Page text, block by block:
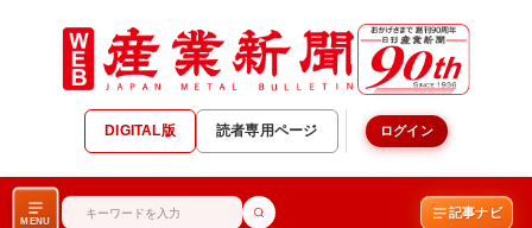
DIGITAL版 読者専用ページ ログイン
MENU
記事ナビ